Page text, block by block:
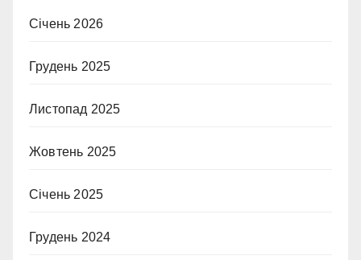
Січень 2026
Грудень 2025
Листопад 2025
Жовтень 2025
Січень 2025
Грудень 2024